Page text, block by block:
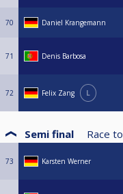
70 Daniel Krangemann
71 Denis Barbosa
72 Felix Zang L
Semi final Race to
73 Karsten Werner